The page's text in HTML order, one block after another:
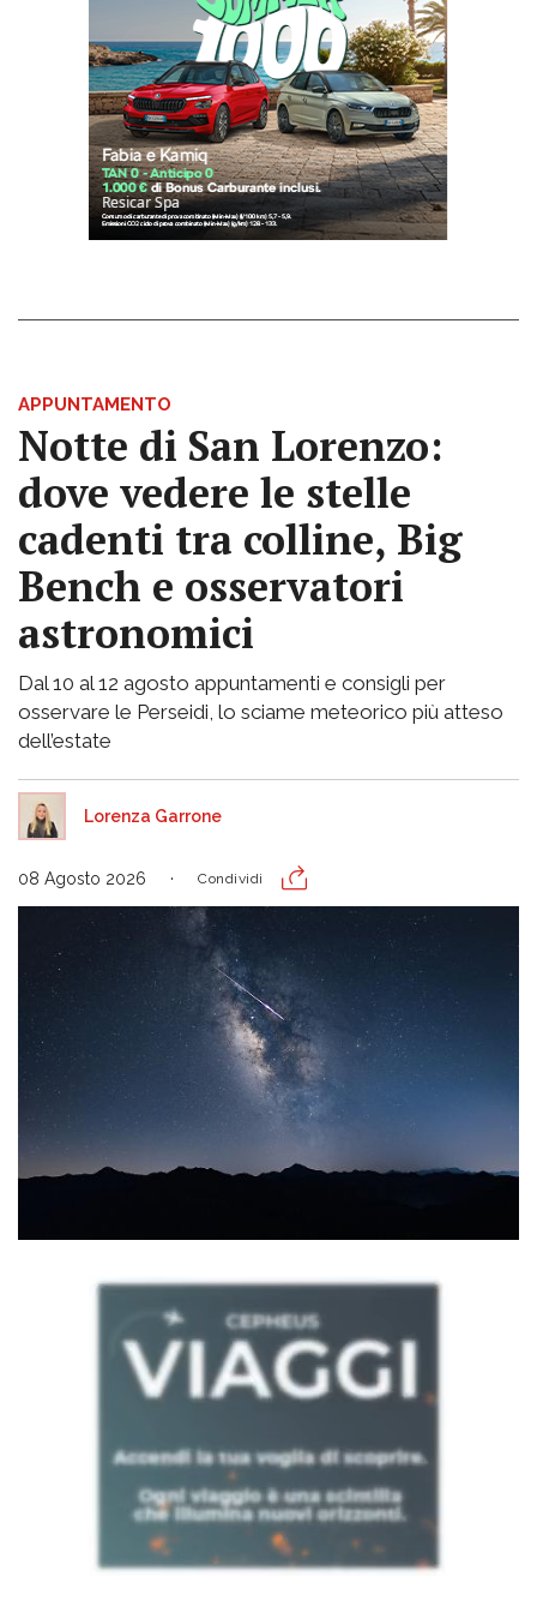
APPUNTAMENTO
Notte di San Lorenzo:
dove vedere le stelle
cadenti tra colline, Big
Bench e osservatori
astronomici
Dal 10 al 12 agosto appuntamenti e consigli per
osservare le Perseidi, lo sciame meteorico più atteso
dell’estate
Lorenza Garrone
08 Agosto 2026 Condividi